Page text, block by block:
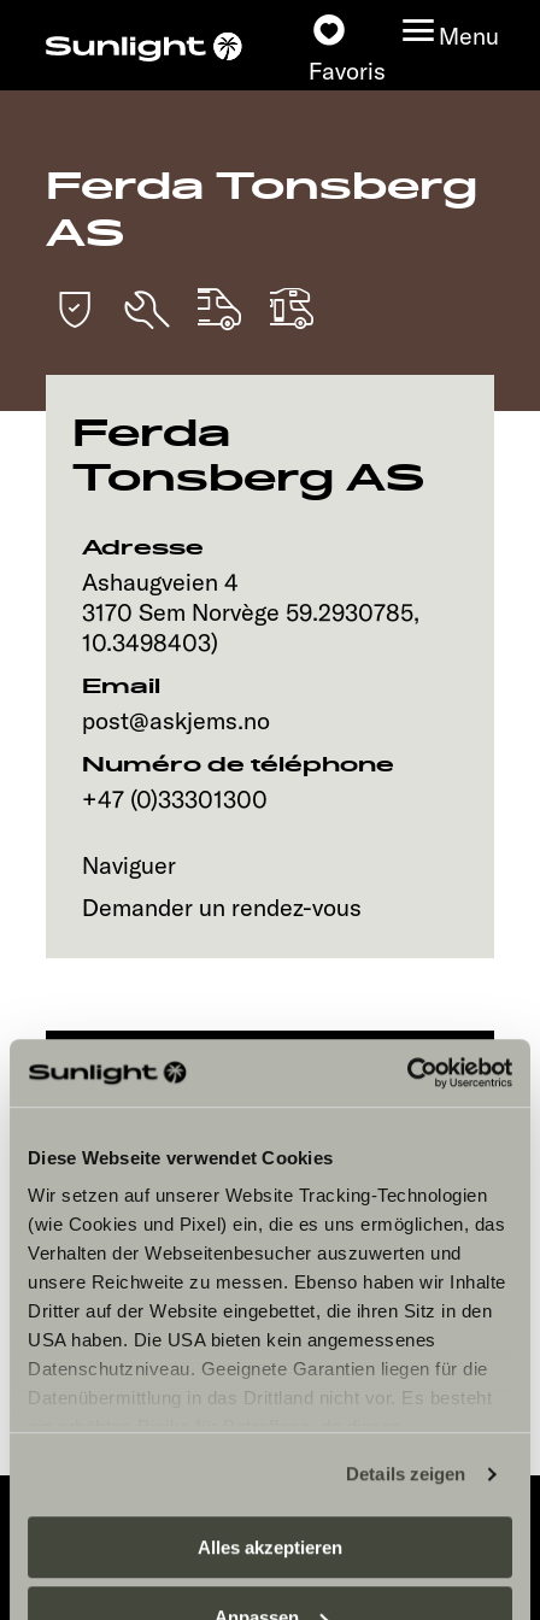
Diese Webseite verwendet Cookies
Wir setzen auf unserer Website Tracking-Technologien
(wie Cookies und Pixel) ein, die es uns ermöglichen, das
Verhalten der Webseitenbesucher auszuwerten und
unsere Reichweite zu messen. Ebenso haben wir Inhalte
Dritter auf der Website eingebettet, die ihren Sitz in den
USA haben. Die USA bieten kein angemessenes
Datenschutzniveau. Geeignete Garantien liegen für die
Datenübermittlung in das Drittland nicht vor. Es besteht
zustehen. Eingesetzte Dienstleister können Daten für
eigene Zwecke verarbeiten und mit anderen Daten
zusammenführen. Weitere Informationen finden Sie hier:
Datenschutzerklärung
Details zeigen
Alles akzeptieren
Favoris
Menu
Nos modèles
Recherchez votre
Nos concessionnaires
Découvrir
Service
Ferda Tonsberg
AS
Ferda
Tonsberg AS
Adresse
Ashaugveien 4
3170 Sem Norvège 59.2930785,
10.3498403)
Email
post@askjems.no
Numéro de téléphone
+47 (0)33301300
Naviguer
Demander un rendez-vous
afficher le contenu.
Paramètre des cookies
Adventure